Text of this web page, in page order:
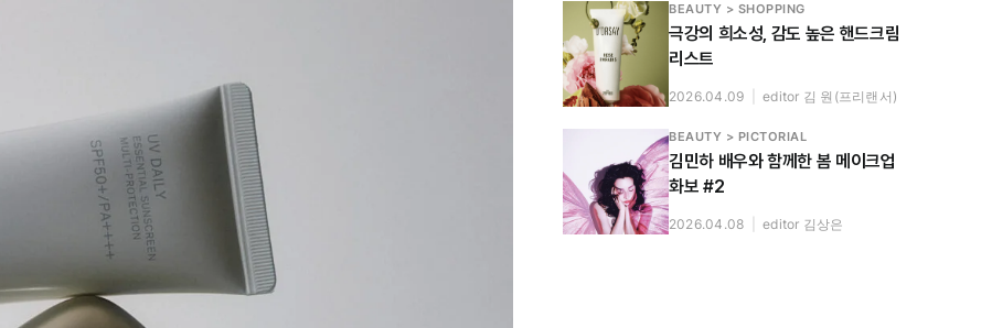
BEAUTY > SHOPPING
극강의 희소성, 감도 높은 핸드크림
리스트
2026.04.09 editor 김 원(프리랜서)
BEAUTY > PICTORIAL
김민하 배우와 함께한 봄 메이크업
화보 #2
2026.04.08 editor 김상은